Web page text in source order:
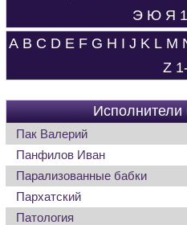
Э Ю Я
A B C D E F G H I J K L M
Z
Исполнители
Пак Валерий
Панфилов Иван
Парализованные бабки
Пархатский
Патология